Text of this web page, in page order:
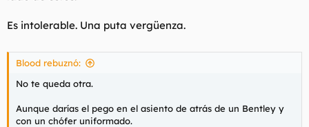
Es intolerable. Una puta vergüenza.
Blood rebuznó:
No te queda otra.
Aunque darías el pego en el asiento de atrás de un Bentley y
con un chófer uniformado.